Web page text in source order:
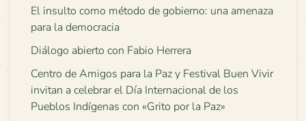
El insulto como método de gobierno: una amenaza
para la democracia
Diálogo abierto con Fabio Herrera
Centro de Amigos para la Paz y Festival Buen Vivir
invitan a celebrar el Día Internacional de los
Pueblos Indígenas con «Grito por la Paz»